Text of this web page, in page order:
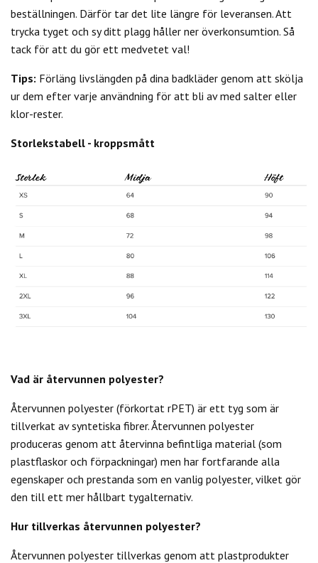
beställningen. Därför tar det lite längre för leveransen. Att
trycka tyget och sy ditt plagg håller ner överkonsumtion. Så
tack för att du gör ett medvetet val!
Tips: Förläng livslängden på dina badkläder genom att skölja
ur dem efter varje användning för att bli av med salter eller
klor-rester.
Storlekstabell - kroppsmått
Vad är återvunnen polyester?
Återvunnen polyester (förkortat rPET) är ett tyg som är
tillverkat av syntetiska fibrer. Återvunnen polyester
produceras genom att återvinna befintliga material (som
plastflaskor och förpackningar) men har fortfarande alla
egenskaper och prestanda som en vanlig polyester, vilket gör
den till ett mer hållbart tygalternativ.
Hur tillverkas återvunnen polyester?
Återvunnen polyester tillverkas genom att plastprodukter